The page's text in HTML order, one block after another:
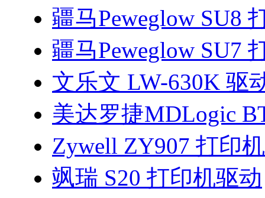
疆马Peweglow SU8
疆马Peweglow SU7
文乐文 LW-630K 驱
美达罗捷MDLogic
Zywell ZY907 打印
飒瑞 S20 打印机驱动